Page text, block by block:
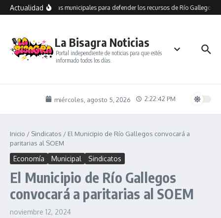
Saltar al contenido
Actualidad
recorre dependencias municipales para defender los recursos de Río Gallegos y
La Bisagra Noticias
Portal independiente de noticias para que estés
informado todos los días.
miércoles, agosto 5, 2026 2:22:42 PM
Inicio / Sindicatos / El Municipio de Río Gallegos convocará a
paritarias al SOEM
Economía Municipal Sindicatos
El Municipio de Río Gallegos
convocará a paritarias al SOEM
noviembre 12, 2024